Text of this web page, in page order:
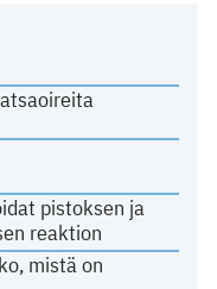
pistoksen ja
reaktion
mistä on